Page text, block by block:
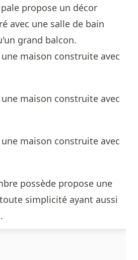
propose un décor
avec une salle de bain
grand balcon.
possède propose une
simplicité ayant aussi